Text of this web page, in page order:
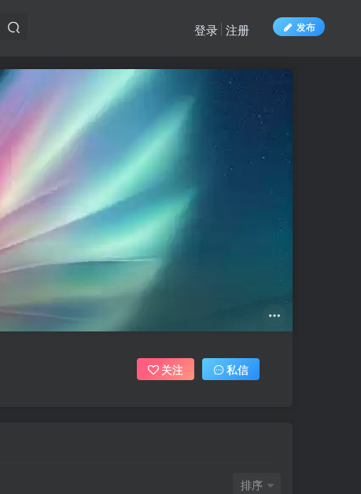
发布
登录 注册
关注 私信
排序